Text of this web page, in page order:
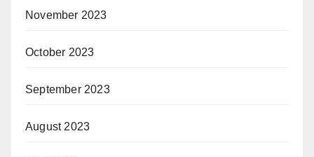
November 2023
October 2023
September 2023
August 2023